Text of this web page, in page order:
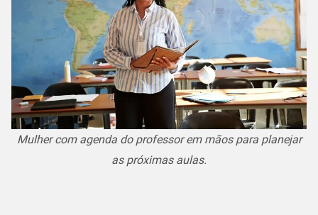
Mulher com agenda do professor em mãos para planejar
as próximas aulas.